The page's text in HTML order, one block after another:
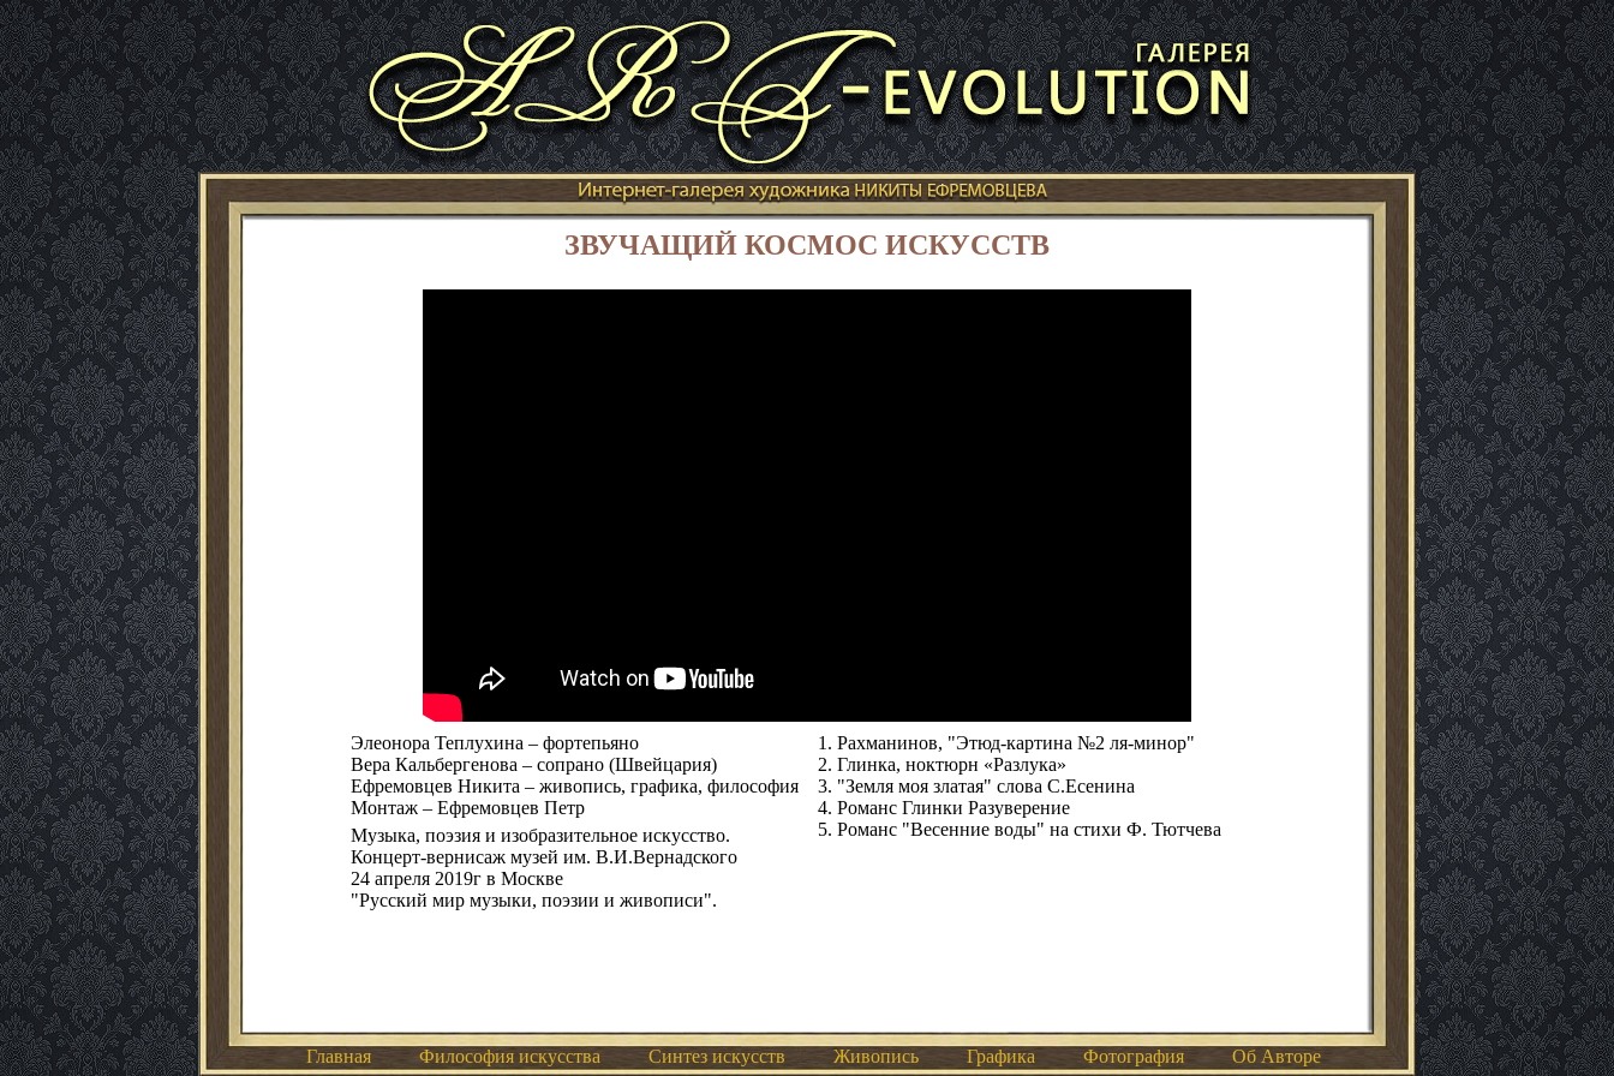
ЗВУЧАЩИЙ КОСМОС ИСКУССТВ
Элеонора Теплухина – фортепьяно
Вера Кальбергенова – сопрано (Швейцария)
Ефремовцев Никита – живопись, графика, философия
Монтаж – Ефремовцев Петр
Музыка, поэзия и изобразительное искусство.
Концерт-вернисаж музей им. В.И.Вернадского
24 апреля 2019г в Москве
"Русский мир музыки, поэзии и живописи".
1. Рахманинов, "Этюд-картина №2 ля-минор"
2. Глинка, ноктюрн «Разлука»
3. "Земля моя златая" слова С.Есенина
4. Романс Глинки Разуверение
5. Романс "Весенние воды" на стихи Ф. Тютчева
Главная Философия искусства Синтез искусств Живопись Графика Фотография Об Авторе